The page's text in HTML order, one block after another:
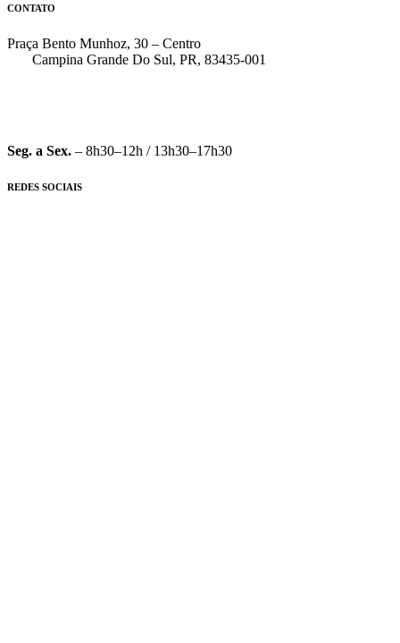
CONTATO
Praça Bento Munhoz, 30 – Centro
Campina Grande Do Sul, PR, 83435-001
Seg. a Sex. – 8h30–12h / 13h30–17h30
REDES SOCIAIS